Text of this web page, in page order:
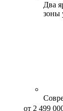
Два
зоны
от 2 499